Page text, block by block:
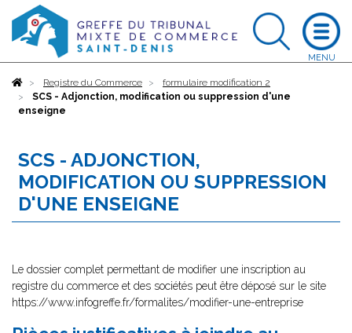
AccueilRegistre du Commerce
formulaire modification 2
SCS - Adjonction, modification ou suppression d'une
enseigne
SCS - ADJONCTION,
MODIFICATION OU SUPPRESSION
D'UNE ENSEIGNE
Le dossier complet permettant de modifier une inscription au
registre du commerce et des sociétés peut être déposé sur le site
https://www.infogreffe.fr/formalites/modifier-une-entreprise